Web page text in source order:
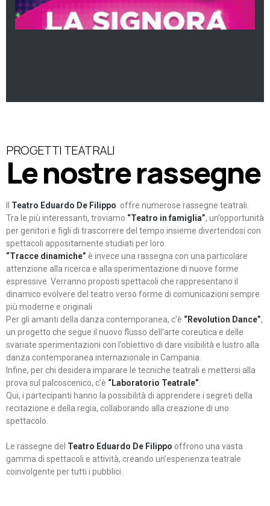
PROGETTI TEATRALI
Le nostre rassegne
Teatro Eduardo De Filippo offre numerose rassegne teatrali.
Tra le più interessanti, troviamo “Teatro in famiglia”, un’opportunità
per genitori e figli di trascorrere del tempo insieme divertendosi con
spettacoli appositamente studiati per loro.
“Tracce dinamiche” è invece una rassegna con una particolare
attenzione alla ricerca e alla sperimentazione di nuove forme
espressive. Verranno proposti spettacoli che rappresentano il
dinamico evolvere del teatro verso forme di comunicazioni sempre
più moderne e originali
Per gli amanti della danza contemporanea, c’è “Revolution Dance”,
un progetto che segue il nuovo flusso dell’arte coreutica e delle
svariate sperimentazioni con l’obiettivo di dare visibilità e lustro alla
danza contemporanea internazionale in Campania.
Infine, per chi desidera imparare le tecniche teatrali e mettersi alla
prova sul palcoscenico, c’è “Laboratorio Teatrale”
Qui, i partecipanti hanno la possibilità di apprendere i segreti della
recitazione e della regia, collaborando alla creazione di uno
spettacolo.
Le rassegne del Teatro Eduardo De Filippo offrono una vasta
gamma di spettacoli e attività, creando un’esperienza teatrale
coinvolgente per tutti i pubblici.